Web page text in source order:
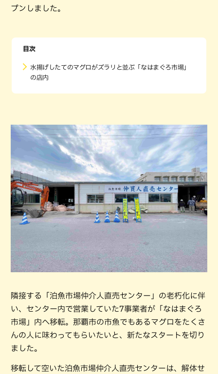
プンしました。
目次
水揚げしたてのマグロがズラリと並ぶ「なはまぐろ市場」
の店内
隣接する「泊魚市場仲介人直売センター」の老朽化に伴
い、センター内で営業していた7事業者が「なはまぐろ
市場」内へ移転。那覇市の市魚でもあるマグロをたくさ
んの人に味わってもらいたいと、新たなスタートを切り
ました。
移転して空いた泊魚市場仲介人直売センターは、解体せ